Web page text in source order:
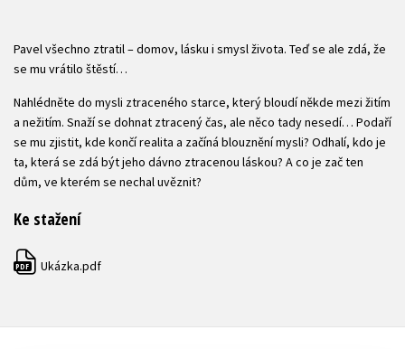
Pavel všechno ztratil – domov, lásku i smysl života. Teď se ale zdá, že
se mu vrátilo štěstí…
Nahlédněte do mysli ztraceného starce, který bloudí někde mezi žitím
a nežitím. Snaží se dohnat ztracený čas, ale něco tady nesedí… Podaří
se mu zjistit, kde končí realita a začíná blouznění mysli? Odhalí, kdo je
ta, která se zdá být jeho dávno ztracenou láskou? A co je zač ten
dům, ve kterém se nechal uvěznit?
Ke stažení
PDF Ukázka.pdf